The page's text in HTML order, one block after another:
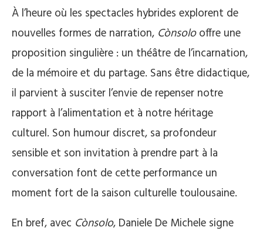
À l’heure où les spectacles hybrides explorent de
nouvelles formes de narration, Cònsolooffre une
proposition singulière : un théâtre de l’incarnation,
de la mémoire et du partage. Sans être didactique,
il parvient à susciter l’envie de repenser notre
rapport à l’alimentation et à notre héritage
culturel. Son humour discret, sa profondeur
sensible et son invitation à prendre part à la
conversation font de cette performance un
moment fort de la saison culturelle toulousaine.
En bref, avec Cònsolo, Daniele De Michele signe